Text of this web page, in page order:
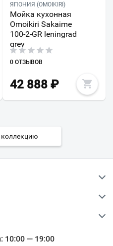
ЯПОНИЯ (OMOIKIRI)
Мойка кухонная
Omoikiri Sakaime
100-2-GR leningrad
grey
0 ОТЗЫВОВ
42 888₽
коллекцию
10:00 — 19:00